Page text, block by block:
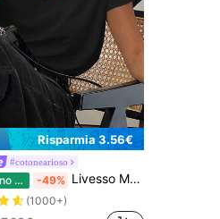
Risparmia 3.56€
#cotonearioso
Magazzino EU -49% Livesso Maglietta casual da donna, con scollo a V profondo, a tinta unita, maniche corte, vestibilità morbida
(1000+)